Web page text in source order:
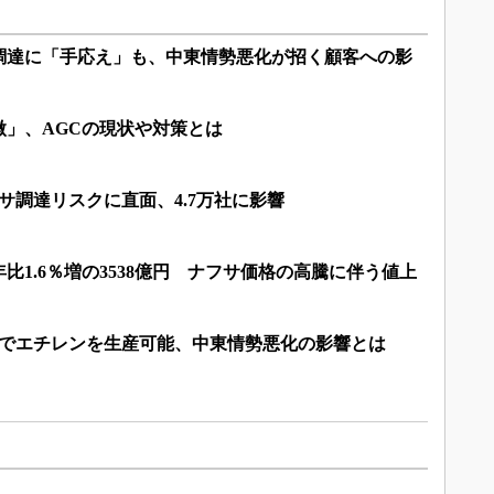
に「手応え」も、中東情勢悪化が招く顧客への影
、AGCの現状や対策とは
調達リスクに直面、4.7万社に影響
比1.6％増の3538億円 ナフサ価格の高騰に伴う値上
エチレンを生産可能、中東情勢悪化の影響とは